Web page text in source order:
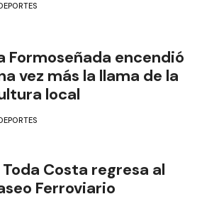
Formoseñada encendió
vez más la llama de la
local
Costa regresa al
Ferroviario